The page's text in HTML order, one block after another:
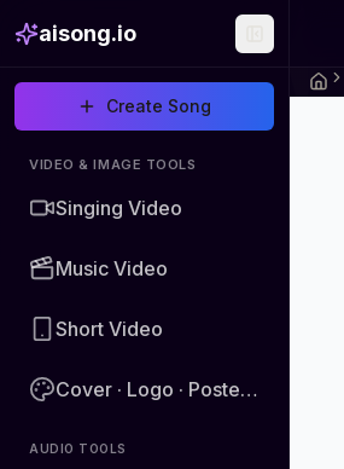
aisong.io
Create Song
VIDEO & IMAGE TOOLS
Singing Video
Music Video
Short Video
Cover · Logo · Poster · Image
AUDIO TOOLS